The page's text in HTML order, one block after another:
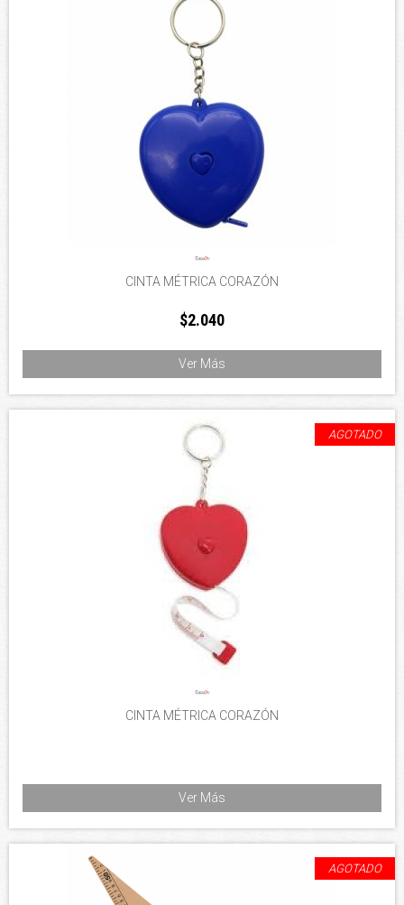
CINTA MÉTRICA CORAZÓN
$2.040
Ver Más
AGOTADO
CINTA MÉTRICA CORAZÓN
Ver Más
AGOTADO